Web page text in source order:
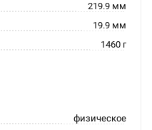
219.9 мм
19.9 мм
1460 г
физическое